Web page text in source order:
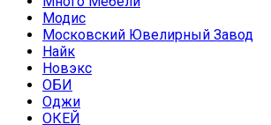
Модис
Московский Ювелирный Завод
Найк
Новэкс
ОБИ
Оджи
ОКЕЙ